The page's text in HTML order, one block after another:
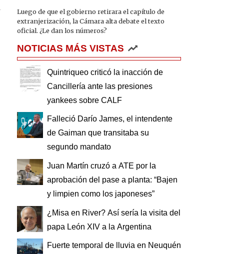
Luego de que el gobierno retirara el capítulo de
extranjerización, la Cámara alta debate el texto
oficial. ¿Le dan los números?
NOTICIAS MÁS VISTAS
Quintriqueo criticó la inacción de
Cancillería ante las presiones
yankees sobre CALF
Falleció Darío James, el intendente
de Gaiman que transitaba su
segundo mandato
Juan Martín cruzó a ATE por la
aprobación del pase a planta: “Bajen
y limpien como los japoneses”
¿Misa en River? Así sería la visita del
papa León XIV a la Argentina
Fuerte temporal de lluvia en Neuquén